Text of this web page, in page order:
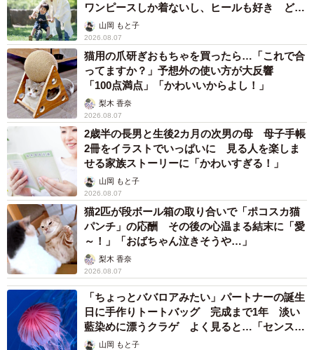
ワンピースしか着ないし、ヒールも好き どの
へんが…
山岡 もと子
2026.08.07
猫用の爪研ぎおもちゃを買ったら…「これで合
ってますか？」予想外の使い方が大反響
「100点満点」「かわいいからよし！」
梨木 香奈
2026.08.07
2歳半の長男と生後2カ月の次男の母 母子手帳
2冊をイラストでいっぱいに 見る人を楽しま
せる家族ストーリーに「かわいすぎる！」
山岡 もと子
2026.08.07
猫2匹が段ボール箱の取り合いで「ポコスカ猫
パンチ」の応酬 その後の心温まる結末に「愛
～！」「おばちゃん泣きそうや…」
梨木 香奈
2026.08.07
「ちょっとババロアみたい」パートナーの誕生
日に手作りトートバッグ 完成まで1年 淡い
藍染めに漂うクラゲ よく見ると…「センスす
ごい」山岡 もと子